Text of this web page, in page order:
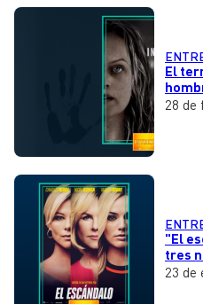
Dato en Pauta
Contenido Patrocinado
El
28 de
"El
tres
23 de